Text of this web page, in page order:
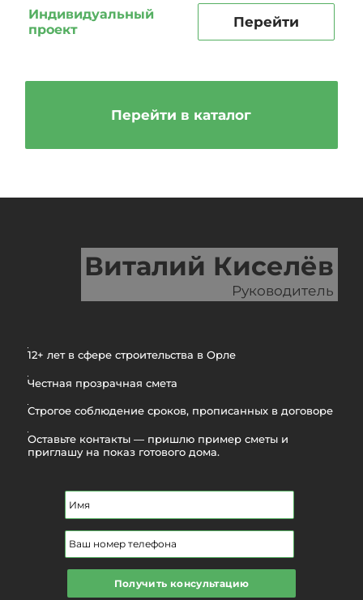
Индивидуальный
проект
Перейти
Перейти в каталог
12+ лет в сфере строительства в Орле
Честная прозрачная смета
Строгое соблюдение сроков, прописанных в договоре
Оставьте контакты — пришлю пример сметы и
приглашу на показ готового дома.
Получить консультацию
Виталий Киселёв
Руководитель